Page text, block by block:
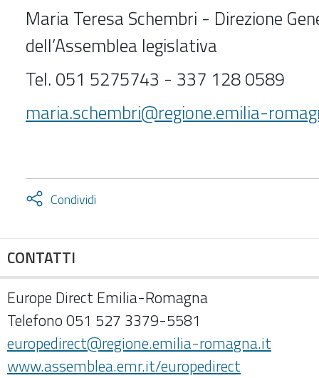
Maria Teresa Schembri - Direzione
dell’Assemblea legislativa
Tel. 051 5275743 - 337 128 0589
maria.schembri@regione.emilia-
Condividi
Attiva
CONTATTI
Europe Direct Emilia-Romagna
Telefono 051 527 3379-5581
europedirect@regione.emilia-romagna.it
www.assemblea.emr.it/europedirect